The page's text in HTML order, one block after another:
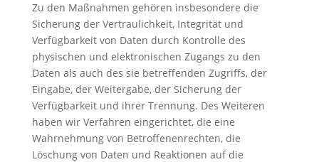
Zu den Maßnahmen gehören insbesondere die
Sicherung der Vertraulichkeit, Integrität und
Verfügbarkeit von Daten durch Kontrolle des
physischen und elektronischen Zugangs zu den
Daten als auch des sie betreffenden Zugriffs, der
Eingabe, der Weitergabe, der Sicherung der
Verfügbarkeit und ihrer Trennung. Des Weiteren
haben wir Verfahren eingerichtet, die eine
Wahrnehmung von Betroffenenrechten, die
Löschung von Daten und Reaktionen auf die